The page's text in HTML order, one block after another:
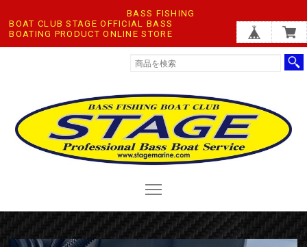
BASS FISHING
BOAT CLUB STAGE OFFICIAL BASS
BOATING PRODUCT ONLINE STORE